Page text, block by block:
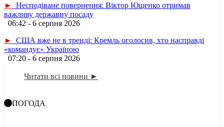
►
Несподіване повернення: Віктор Ющенко отримав
важливу державну посаду
06:42 - 6 серпня 2026
►
США вже не в тренді: Кремль оголосив, хто насправді
«командує» Україною
07:20 - 6 серпня 2026
Читати всі новини ►
ПОГОДА